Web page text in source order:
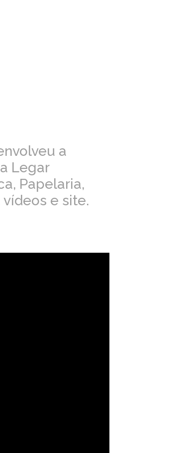
a
Legar
Papelaria,
e site.